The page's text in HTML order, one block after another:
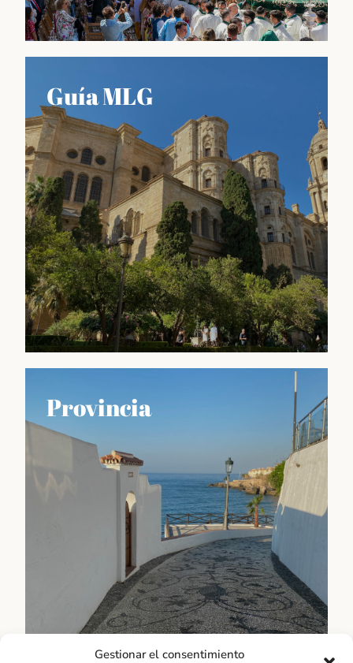
Gestionar el consentimiento
Información sobre las fiestas más importantes del
calendario malagueño, como la Feria de Agosto o la
Semana Santa, así como también sobre las
tradiciones culinarias, artesanales y culturales que
hacen de esta región un lugar único en España.
Descubrir
Guía MLG
GUÍA de Málaga es una herramienta imprescindible
para aquellos que quieren sacar el máximo partido a
su visita a esta ciudad vibrante y llena de vida. Aquí
encontrarás información detallada y actualizada
sobre los principales atractivos turísticos de Málaga,
como sus museos, monumentos históricos, playas,
Déjate llevar
Provincia